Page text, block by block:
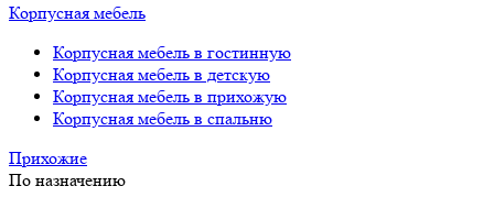
Корпусная мебель
Корпусная мебель в гостинную
Корпусная мебель в детскую
Корпусная мебель в прихожую
Корпусная мебель в спальню
Прихожие
По назначению